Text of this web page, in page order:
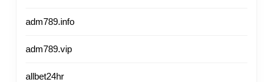
adm789.info
adm789.vip
allbet24hr